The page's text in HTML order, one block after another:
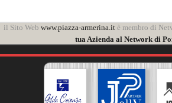
il Sito Web www.piazza-armerina.itè membro di
tua Azienda al Network di